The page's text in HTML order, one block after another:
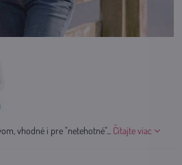
vhodné i pre "netehotné"... Čítajte viac